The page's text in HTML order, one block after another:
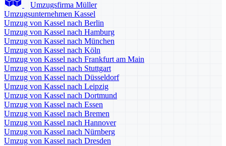
Umzugsfirma Müller
Umzugsunternehmen Kassel
Umzug von Kassel nach Berlin
Umzug von Kassel nach Hamburg
Umzug von Kassel nach München
Umzug von Kassel nach Köln
Umzug von Kassel nach Frankfurt am Main
Umzug von Kassel nach Stuttgart
Umzug von Kassel nach Düsseldorf
Umzug von Kassel nach Leipzig
Umzug von Kassel nach Dortmund
Umzug von Kassel nach Essen
Umzug von Kassel nach Bremen
Umzug von Kassel nach Hannover
Umzug von Kassel nach Nürnberg
Umzug von Kassel nach Dresden